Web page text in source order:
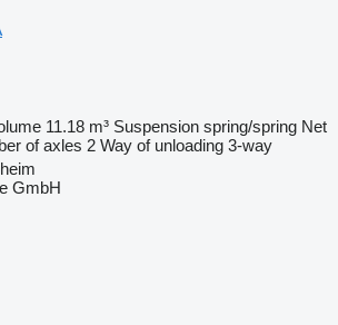
11.18 m³ Suspension spring/spring Net
of axles 2 Way of unloading 3-way
GmbH